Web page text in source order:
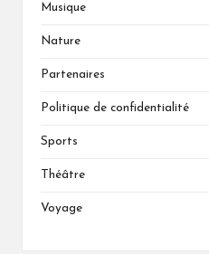
Musique
Nature
Partenaires
Politique de confidentialité
Sports
Théâtre
Voyage